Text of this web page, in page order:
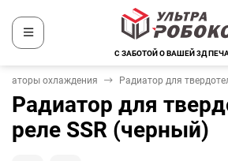
С ЗАБОТОЙ О ВАШЕЙ 3Д
охлаждения Радиатор для
Радиатор для
реле SSR (черный)